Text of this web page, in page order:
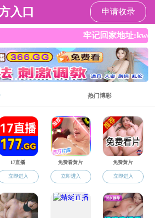
本科生教育